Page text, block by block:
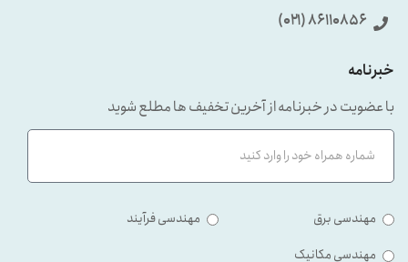
86110856 (۰۲۱)
خبرنامه
با عضویت در خبرنامه از آخرین تخفیف ها مطلع شوید
مهندسی برق
مهندسی فرآیند
مهندسی مکانیک